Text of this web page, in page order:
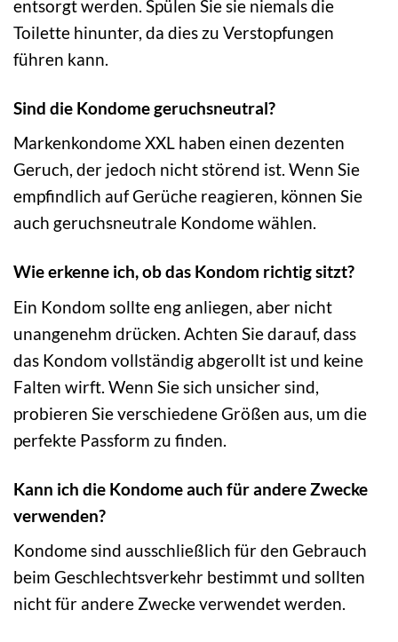
entsorgt werden. Spülen Sie sie niemals die
Toilette hinunter, da dies zu Verstopfungen
führen kann.
Sind die Kondome geruchsneutral?
Markenkondome XXL haben einen dezenten
Geruch, der jedoch nicht störend ist. Wenn Sie
empfindlich auf Gerüche reagieren, können Sie
auch geruchsneutrale Kondome wählen.
Wie erkenne ich, ob das Kondom richtig sitzt?
Ein Kondom sollte eng anliegen, aber nicht
unangenehm drücken. Achten Sie darauf, dass
das Kondom vollständig abgerollt ist und keine
Falten wirft. Wenn Sie sich unsicher sind,
probieren Sie verschiedene Größen aus, um die
perfekte Passform zu finden.
Kann ich die Kondome auch für andere Zwecke
verwenden?
Kondome sind ausschließlich für den Gebrauch
beim Geschlechtsverkehr bestimmt und sollten
nicht für andere Zwecke verwendet werden.